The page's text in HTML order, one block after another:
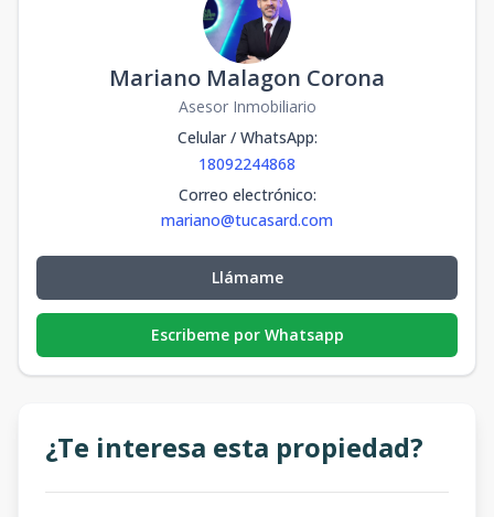
Mariano Malagon Corona
Asesor Inmobiliario
Celular / WhatsApp:
18092244868
Correo electrónico:
mariano@tucasard.com
Llámame
Escribeme por Whatsapp
¿Te interesa esta propiedad?